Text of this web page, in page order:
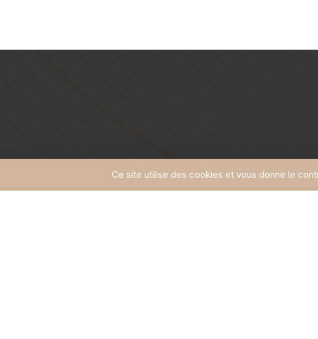
Ce site utilise des cookies et vous donne le